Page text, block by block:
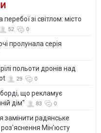
зі світлом: місто
52 0
пролунала серія
польоти дронів над
29 0
що рекламує
дім"
83 0
замінити радянське
Мін'юсту